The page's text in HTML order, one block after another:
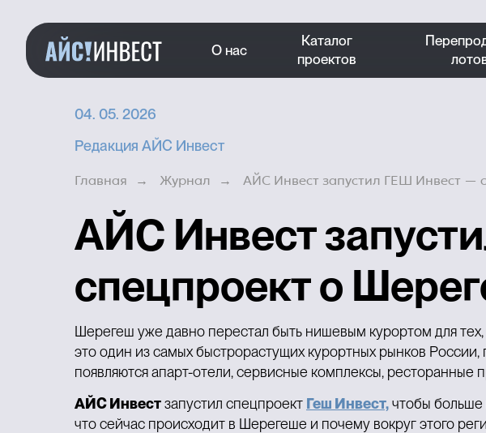
О нас
Каталог
проектов
04. 05. 2026
Редакция АЙС Инвест
Главная → Журнал → АЙС Инвест запустил ГЕШ Инвест —
АЙС Инвест
спецпроект о
Шерегеш уже давно перестал быть нишевым курортом для
это один из самых быстрорастущих курортных рынков России,
появляются апарт-отели, сервисные комплексы, ресторанные
АЙС Инвестзапустил спецпроект Геш Инвест,чтобы больше
что сейчас происходит в Шерегеше и почему вокруг этого